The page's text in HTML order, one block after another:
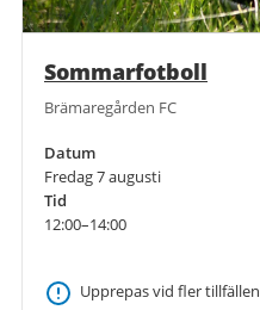
Sommarfotboll
Brämaregården FC
Datum
Fredag 7 augusti
Tid
12:00–14:00
Upprepas vid fler tillfällen